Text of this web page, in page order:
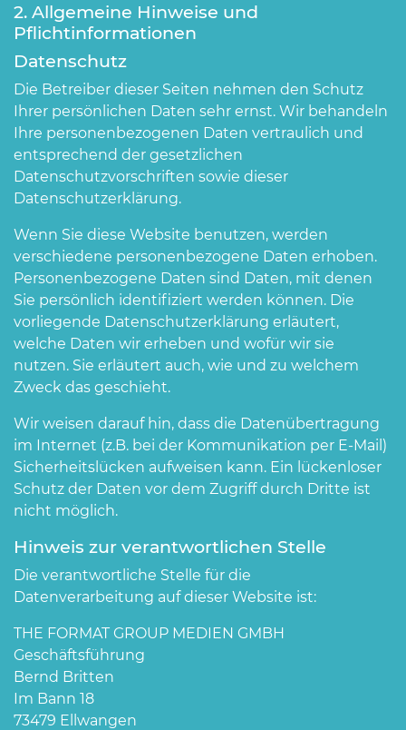
2. Allgemeine Hinweise und
Pflichtinformationen
Datenschutz
Die Betreiber dieser Seiten nehmen den Schutz
Ihrer persönlichen Daten sehr ernst. Wir behandeln
Ihre personenbezogenen Daten vertraulich und
entsprechend der gesetzlichen
Datenschutzvorschriften sowie dieser
Datenschutzerklärung.
Wenn Sie diese Website benutzen, werden
verschiedene personenbezogene Daten erhoben.
Personenbezogene Daten sind Daten, mit denen
Sie persönlich identifiziert werden können. Die
vorliegende Datenschutzerklärung erläutert,
welche Daten wir erheben und wofür wir sie
nutzen. Sie erläutert auch, wie und zu welchem
Zweck das geschieht.
Wir weisen darauf hin, dass die Datenübertragung
im Internet (z.B. bei der Kommunikation per E-Mail)
Sicherheitslücken aufweisen kann. Ein lückenloser
Schutz der Daten vor dem Zugriff durch Dritte ist
nicht möglich.
Hinweis zur verantwortlichen Stelle
Die verantwortliche Stelle für die
Datenverarbeitung auf dieser Website ist:
THE FORMAT GROUP MEDIEN GMBH
Geschäftsführung
Bernd Britten
Im Bann 18
73479 Ellwangen